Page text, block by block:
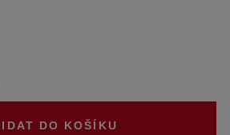
DO KOŠÍKU